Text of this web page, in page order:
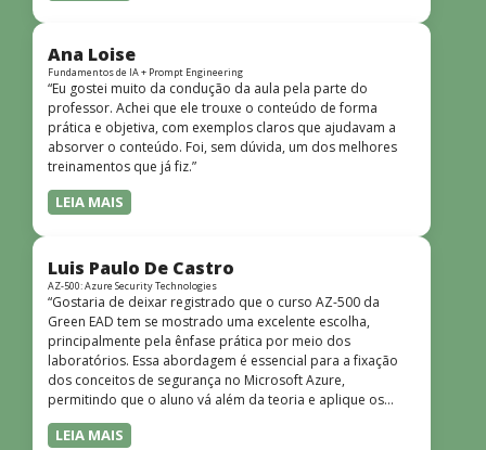
Ana Loise
Fundamentos de IA + Prompt Engineering
“Eu gostei muito da condução da aula pela parte do
professor. Achei que ele trouxe o conteúdo de forma
prática e objetiva, com exemplos claros que ajudavam a
absorver o conteúdo. Foi, sem dúvida, um dos melhores
treinamentos que já fiz.”
LEIA MAIS
Luis Paulo De Castro
AZ-500: Azure Security Technologies
“Gostaria de deixar registrado que o curso AZ-500 da
Green EAD tem se mostrado uma excelente escolha,
principalmente pela ênfase prática por meio dos
laboratórios. Essa abordagem é essencial para a fixação
dos conceitos de segurança no Microsoft Azure,
permitindo que o aluno vá além da teoria e aplique os
conhecimentos em cenários reais e simulados. Outro
ponto muito positivo é a didática do curso. O conteúdo é
LEIA MAIS